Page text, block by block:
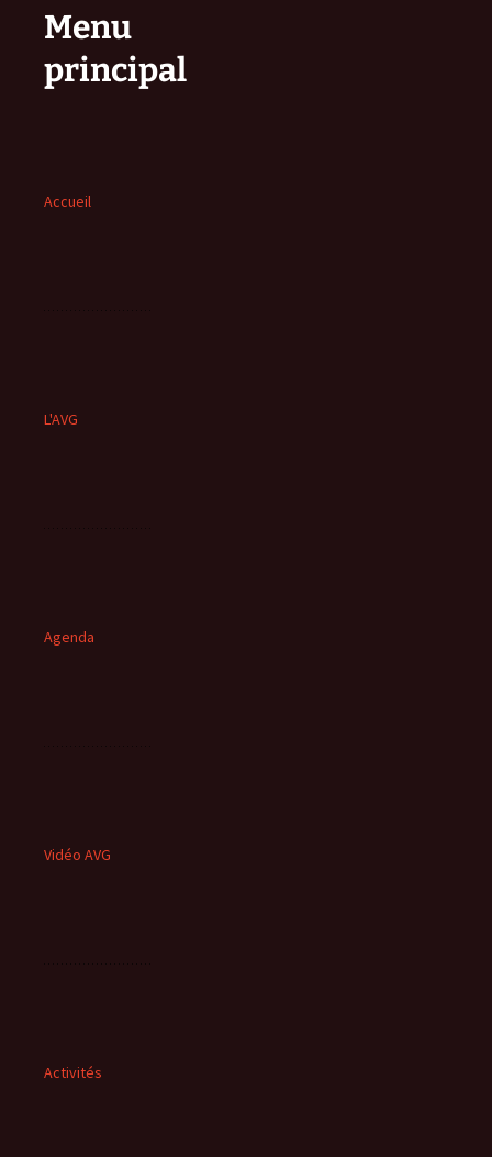
Menu
principal
Accueil
L'AVG
Agenda
Vidéo AVG
Activités